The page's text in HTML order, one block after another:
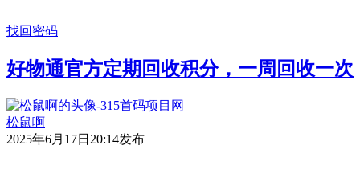
找回密码
好物通官方定期回收积分，一周回收一次
松鼠啊
2025年6月17日20:14发布